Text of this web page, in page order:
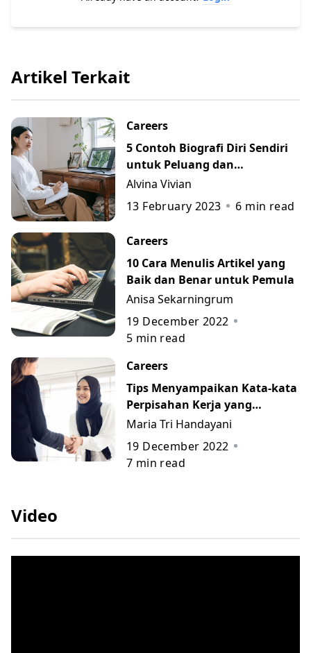
Artikel Terkait
Careers
5 Contoh Biografi Diri Sendiri
untuk Peluang dan
Perkembangan Karier
Alvina Vivian
13 February 2023
6 min read
Careers
10 Cara Menulis Artikel yang
Baik dan Benar untuk Pemula
Anisa Sekarningrum
19 December 2022
5 min read
Careers
Tips Menyampaikan Kata-kata
Perpisahan Kerja yang
Berkesan beserta Contohnya
Maria Tri Handayani
19 December 2022
7 min read
Video